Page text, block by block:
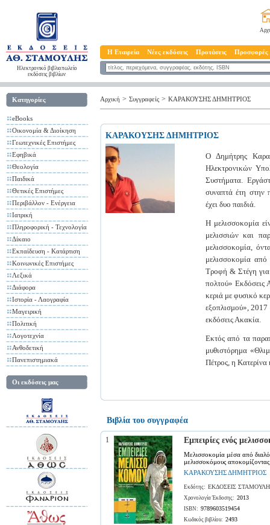
Ηλεκτρονικό βιβλιοπωλείο
εκδόσεις βιβλίων
Η Εταιρεία Νέες εκδόσεις Προτάσεις Προσφορές
Κατηγορίες
eBooks
Οικονομία & Διοίκηση
Γεωτεχνικές Επιστήμες
Εφηβικά
Θεολογία
Παιδικά
Θετικές Επιστήμες
Περιβάλλον - Ενέργεια
Ιατρική
Πληροφορική - Τεχνολογία
Δίκαιο
Εκπαίδευση - Κατάρτιση
Κοινωνικές Επιστήμες
Λεξικά
Διάφορα
Ιστορία - Λαογραφία
Μαγειρική
Πολιτική
Λογοτεχνία
Ανθοδετική
Πανεπιστημιακά
Οι εκδόσεις μας
Αρχική > Συγγραφείς > ΚΑΡΑΚΟΥΣΗΣ ΔΗΜΗΤΡΙΟΣ
ΚΑΡΑΚΟΥΣΗΣ ΔΗΜΗΤΡΙΟΣ
Ο Δημήτρης
Ηλεκτρονικών
Συστήματα.
συναπτά έτη στην
έχει δυο παιδιά.
Η μελισσοκομία
μελισσιών και
μελισσοκομία,
μελισσοκομία
Τροφή & Στέγη
πολτού» Εκδόσεις
κεριά με φυσικό
εξοπλισμού», 2017
εκδόσεις Ακακία.
Εκτός από τα
μυθιστόρημα
Πέτρος, η
Βιβλία του συγγραφέα
1 Εμπειρίες ενός
Μελισσοκομία μέσα από
μελισσοκόμους
ΚΑΡΑΚΟΥΣΗΣ ΔΗΜΗΤΡΙΟΣ
Εκδότης: ΕΚΔΟΣΕΙΣ ΣΤΑΜΟΥΛΗ
Χρονολογία Έκδοσης: 2013
ISBN: 9789603519454
Κωδικός βιβλίου: 2493